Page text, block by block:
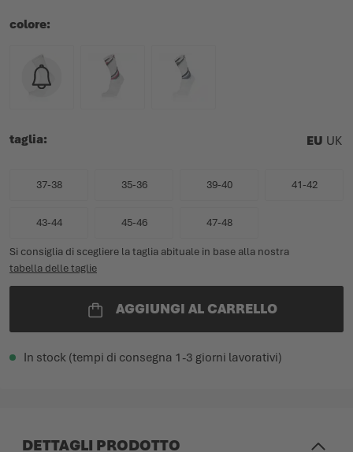
colore
taglia EU UK
37-38 35-36 39-40 41-42
43-44 45-46 47-48
Si consiglia di scegliere la taglia abituale in base alla nostra
tabella delle taglie
AGGIUNGI AL CARRELLO
In stock (tempi di consegna 1-3 giorni lavorativi)
DETTAGLI PRODOTTO